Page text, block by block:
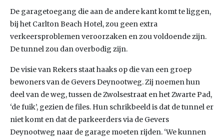
De garagetoegang die aan de andere kant komt te liggen,
bij het Carlton Beach Hotel, zou geen extra
verkeersproblemen veroorzaken en zou voldoende zijn.
De tunnel zou dan overbodig zijn.
De visie van Rekers staat haaks op die van een groep
bewoners van de Gevers Deynootweg. Zij noemen hun
deel van de weg, tussen de Zwolsestraat en het Zwarte Pad,
‘de fuik’, gezien de files. Hun schrikbeeld is dat de tunnel er
niet komt en dat de parkeerders via de Gevers
Deynootweg naar de garage moeten rijden. ‘We kunnen